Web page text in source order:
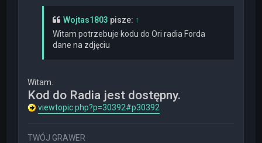
Wojtas1803 pisze: ↑
Witam potrzebuje kodu do Ori radia Forda
dane na zdjęciu
Witam.
Kod do Radia jest dostępny.
viewtopic.php?p=30392#p30392
TWÓJ GRAWER